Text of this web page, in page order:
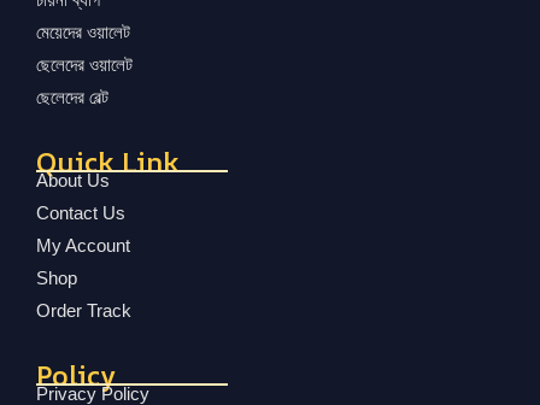
মেয়েদের ওয়ালেট
ছেলেদের ওয়ালেট
ছেলেদের বেল্ট
Quick Link
About Us
Contact Us
My Account
Shop
Order Track
Policy
Privacy Policy